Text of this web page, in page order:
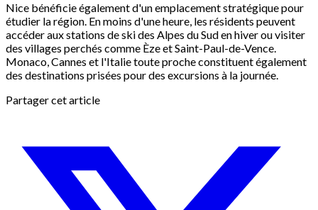
Nice bénéficie également d'un emplacement stratégique pour
étudier la région. En moins d'une heure, les résidents peuvent
accéder aux stations de ski des Alpes du Sud en hiver ou visiter
des villages perchés comme Èze et Saint-Paul-de-Vence.
Monaco, Cannes et l'Italie toute proche constituent également
des destinations prisées pour des excursions à la journée.
Partager cet article